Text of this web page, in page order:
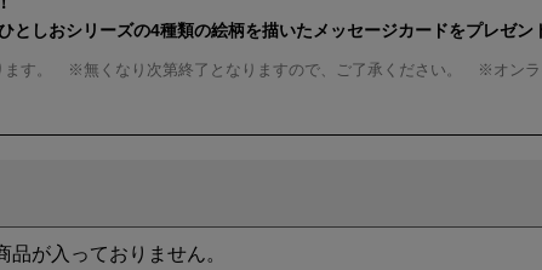
としおシリーズの4種類の絵柄を描いたメッセージカードをプレゼン
す。 ※無くなり次第終了となりますので、ご了承ください。 ※オンラ
が入っておりません。